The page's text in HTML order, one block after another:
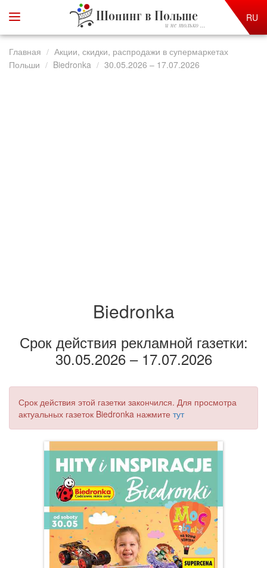
Шопинг в Польше
и не только ...
RU
Главная
Акции, скидки, распродажи в супермаркетах
Польши
Biedronka 30.05.2026 – 17.07.2026
Biedronka
Срок действия рекламной газетки:
30.05.2026 – 17.07.2026
Срок действия этой газетки закончился. Для просмотра
актуальных газеток Biedronka нажмите тут